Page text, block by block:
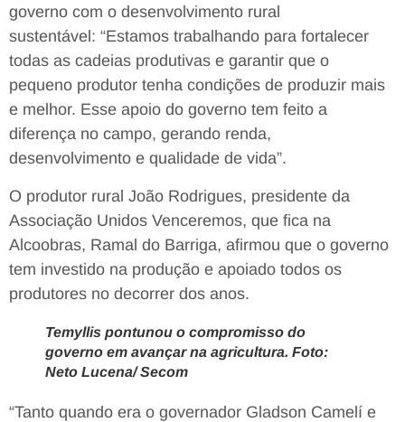
governo com o desenvolvimento rural
sustentável: “Estamos trabalhando para fortalecer
todas as cadeias produtivas e garantir que o
pequeno produtor tenha condições de produzir mais
e melhor. Esse apoio do governo tem feito a
diferença no campo, gerando renda,
desenvolvimento e qualidade de vida”.
O produtor rural João Rodrigues, presidente da
Associação Unidos Venceremos, que fica na
Alcoobras, Ramal do Barriga, afirmou que o governo
tem investido na produção e apoiado todos os
produtores no decorrer dos anos.
Temyllis pontunou o compromisso do
governo em avançar na agricultura. Foto:
Neto Lucena/ Secom
“Tanto quando era o governador Gladson Camelí e